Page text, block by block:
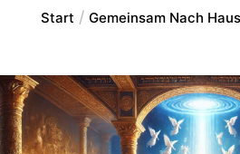
Start Gemeinsam Nach